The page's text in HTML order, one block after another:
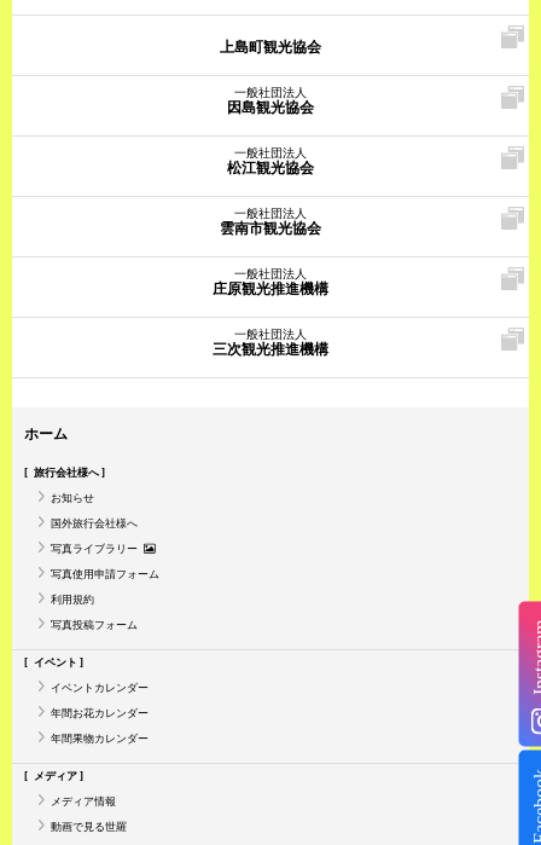
上島町観光協会
一般社団法人
因島観光協会
一般社団法人
松江観光協会
一般社団法人
雲南市観光協会
一般社団法人
庄原観光推進機構
一般社団法人
三次観光推進機構
ホーム
旅行会社様へ
お知らせ
国外旅行会社様へ
写真ライブラリー
写真使用申請フォーム
利用規約
写真投稿フォーム
イベント
イベントカレンダー
年間お花カレンダー
年間果物カレンダー
メディア
メディア情報
動画で見る世羅